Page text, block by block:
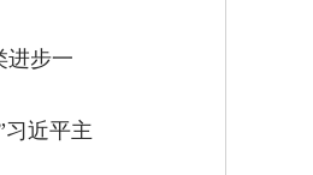
进步一
近平主